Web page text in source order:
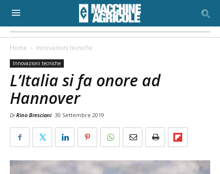
Home Innovazioni tecniche
Innovazioni tecniche
L’Italia si fa onore ad
Hannover
Di Rino Bresciani 30 Settembre 2019